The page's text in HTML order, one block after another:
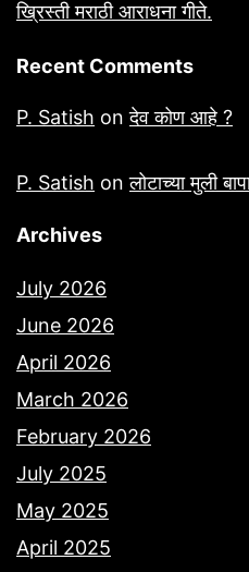
ख्रिस्ती मराठी आराधना गीते.
Recent Comments
P. Satish onदेव कोण आहे ?
P. Satish onलोटाच्या मुली
Archives
July 2026
June 2026
April 2026
March 2026
February 2026
July 2025
May 2025
April 2025